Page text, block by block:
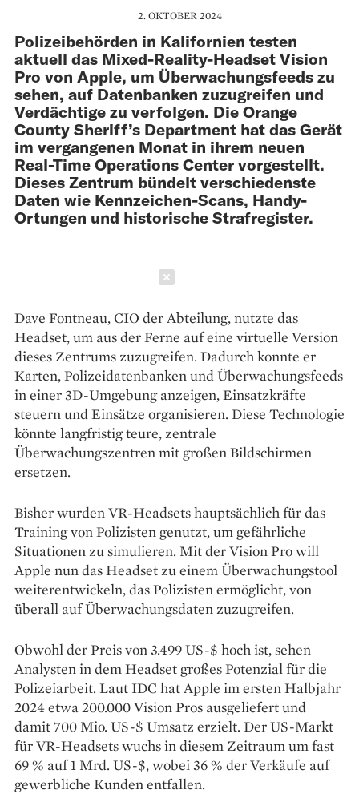
2. OKTOBER 2024
Polizeibehörden in Kalifornien testen
aktuell das Mixed-Reality-Headset Vision
Pro von Apple, um Überwachungsfeeds zu
sehen, auf Datenbanken zuzugreifen und
Verdächtige zu verfolgen. Die Orange
County Sheriff’s Department hat das Gerät
im vergangenen Monat in ihrem neuen
Real-Time Operations Center vorgestellt.
Dieses Zentrum bündelt verschiedenste
Daten wie Kennzeichen-Scans, Handy-
Ortungen und historische Strafregister.
Dave Fontneau, CIO der Abteilung, nutzte das
Headset, um aus der Ferne auf eine virtuelle Version
dieses Zentrums zuzugreifen. Dadurch konnte er
Karten, Polizeidatenbanken und Überwachungsfeeds
in einer 3D-Umgebung anzeigen, Einsatzkräfte
steuern und Einsätze organisieren. Diese Technologie
könnte langfristig teure, zentrale
Überwachungszentren mit großen Bildschirmen
ersetzen.
Bisher wurden VR-Headsets hauptsächlich für das
Training von Polizisten genutzt, um gefährliche
Situationen zu simulieren. Mit der Vision Pro will
Apple nun das Headset zu einem Überwachungstool
weiterentwickeln, das Polizisten ermöglicht, von
überall auf Überwachungsdaten zuzugreifen.
Obwohl der Preis von 3.499 US-$ hoch ist, sehen
Analysten in dem Headset großes Potenzial für die
Polizeiarbeit. Laut IDC hat Apple im ersten Halbjahr
2024 etwa 200.000 Vision Pros ausgeliefert und
damit 700 Mio. US-$ Umsatz erzielt. Der US-Markt
für VR-Headsets wuchs in diesem Zeitraum um fast
69 % auf 1 Mrd. US-$, wobei 36 % der Verkäufe auf
gewerbliche Kunden entfallen.